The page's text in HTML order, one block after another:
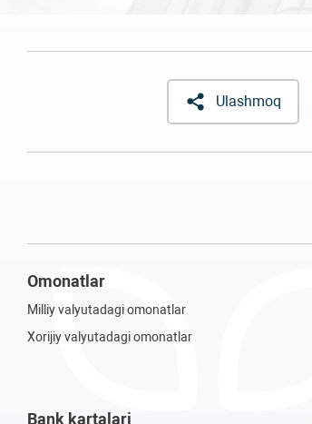
Ulashmoq
Omonatlar
Milliy valyutadagi omonatlar
Xorijiy valyutadagi omonatlar
Bank kartalari